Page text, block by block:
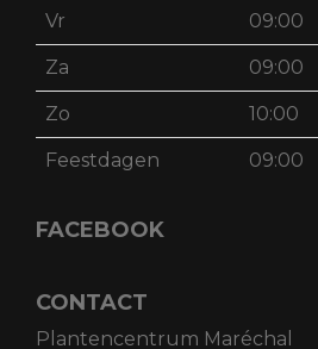
Vr 09:00
Za 09:00
Zo 10:00
Feestdagen 09:00
FACEBOOK
CONTACT
Plantencentrum Maréchal